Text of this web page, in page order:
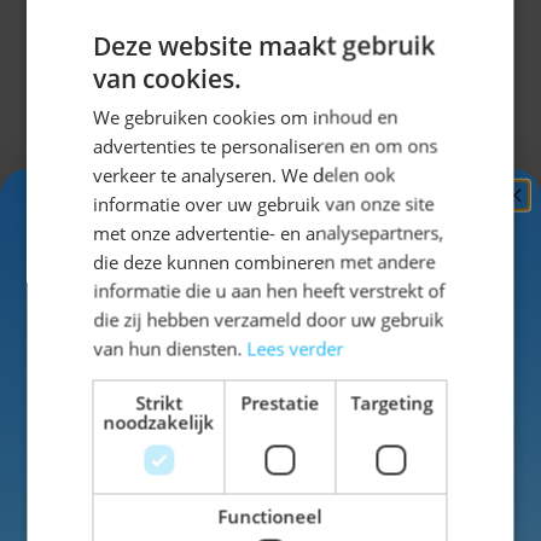
gebruik.
Traditionele details voor een
complete Oktoberfest look
De Lederhose Johann is afgewerkt met traditionele
borduursels op de verstelbare bretels, een praktische
gulp en handige zakken. Hierdoor krijgt de broek de
uitstraling van een klassieke Tiroler broek voor heren.
De combinatie van traditionele details en modern
draagcomfort maakt dit model geschikt voor zowel
het Oktoberfest als carnaval en andere themafeesten.
Perfect voor het Oktoberfest en
themafeesten
Of je nu een Oktoberfest bezoekt, carnaval viert of
Lederhose Johann Lang Groen
€ 24,99
Deze website maakt gebruik
van cookies.
We gebruiken cookies om inhoud en
advertenties te personaliseren en om ons
verkeer te analyseren. We delen ook
informatie over uw gebruik van onze site
met onze advertentie- en analysepartners,
die deze kunnen combineren met andere
informatie die u aan hen heeft verstrekt of
die zij hebben verzameld door uw gebruik
van hun diensten. Lees verder
Strikt
noodzakelijk
Prestatie Targeting
Functioneel
Ontvang5%
KORTING!
Schrijf je nuin voor de nieuwsbrief en ontvang toegang
tot exclusieve kortingen!
Voor- en achternaam